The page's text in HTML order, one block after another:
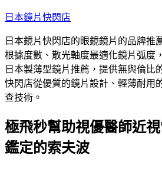
跳
主
要
內
容
日本鏡片快閃店
日本鏡片快閃店的眼鏡鏡片的品牌推
根據度數、散光軸度最適化鏡片弧度
日本製薄型鏡片推薦，提供無與倫比
快閃店從優質的鏡片設計、輕薄耐用
查技術。
極飛秒幫助視優醫師近
鑑定的索夫波